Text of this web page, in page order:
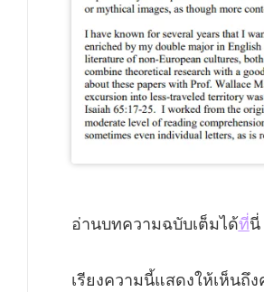
อ่านบทความฉบับเต็มได้ที่นี่
เรียงความนี้แสดงให้เห็น